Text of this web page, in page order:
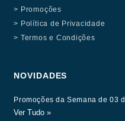
> Promoções
> Política de Privacidade
> Termos e Condições
NOVIDADES
Promoções da Semana de 03
Ver Tudo »